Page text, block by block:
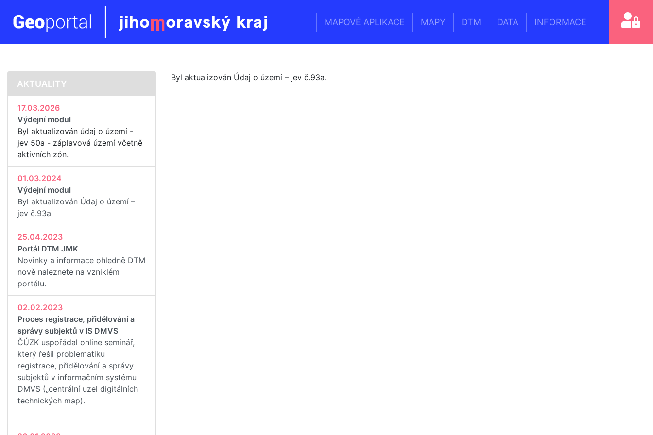
Geoportál
kraje
MAPOVÉ APLIKACE MAPY DTM DATA INFORMACE
AKTUALITY
17.03.2026
Výdejní modul
Byl aktualizován údaj o území -
jev 50a - záplavová území včetně
aktivních zón.
01.03.2024
Výdejní modul
Byl aktualizován Údaj o území –
jev č.93a
25.04.2023
Portál DTM JMK
Novinky a informace ohledně DTM
nově naleznete na vzniklém
portálu.
02.02.2023
Proces registrace, přidělování a
správy subjektů v IS DMVS
ČÚZK uspořádal online seminář,
který řešil problematiku
registrace, přidělování a správy
subjektů v informačním systému
DMVS („centrální uzel digitálních
technických map).
Byl aktualizován Údaj o území – jev č.93a.